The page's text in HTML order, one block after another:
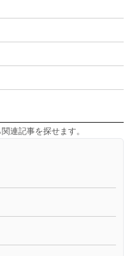
連記事を探せます。